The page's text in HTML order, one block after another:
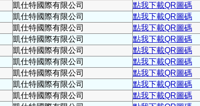
凱仕特國際有限公司
點我下載QR圖碼
凱仕特國際有限公司
點我下載QR圖碼
凱仕特國際有限公司
點我下載QR圖碼
凱仕特國際有限公司
點我下載QR圖碼
凱仕特國際有限公司
點我下載QR圖碼
凱仕特國際有限公司
點我下載QR圖碼
凱仕特國際有限公司
點我下載QR圖碼
凱仕特國際有限公司
點我下載QR圖碼
凱仕特國際有限公司
點我下載QR圖碼